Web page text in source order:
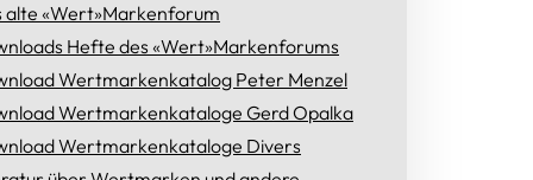
alte «Wert»Markenforum
Hefte des «Wert»Markenforums
Wertmarkenkatalog Peter Menzel
Wertmarkenkataloge Gerd Opalka
Wertmarkenkataloge Divers